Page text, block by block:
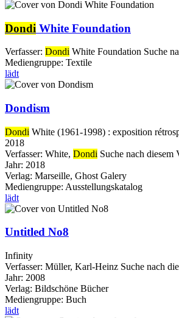
Dondi White Foundation
Verfasser: Dondi White Foundation Suche
Mediengruppe: Textile
lädt
Dondism
Dondi White (1961-1998) : exposition
2018
Verfasser: White, Dondi Suche nach diesem
Jahr: 2018
Verlag: Marseille, Ghost Galery
Mediengruppe: Ausstellungskatalog
lädt
Untitled No8
Infinity
Verfasser: Müller, Karl-Heinz Suche nach
Jahr: 2008
Verlag: Bildschöne Bücher
Mediengruppe: Buch
lädt